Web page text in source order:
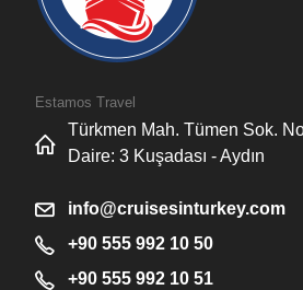
Estamos Travel
Türkmen Mah. Tümen Sok.
Daire: 3 Kuşadası - Aydın
info@cruisesinturkey.com
+90 555 992 10 50
+90 555 992 10 51